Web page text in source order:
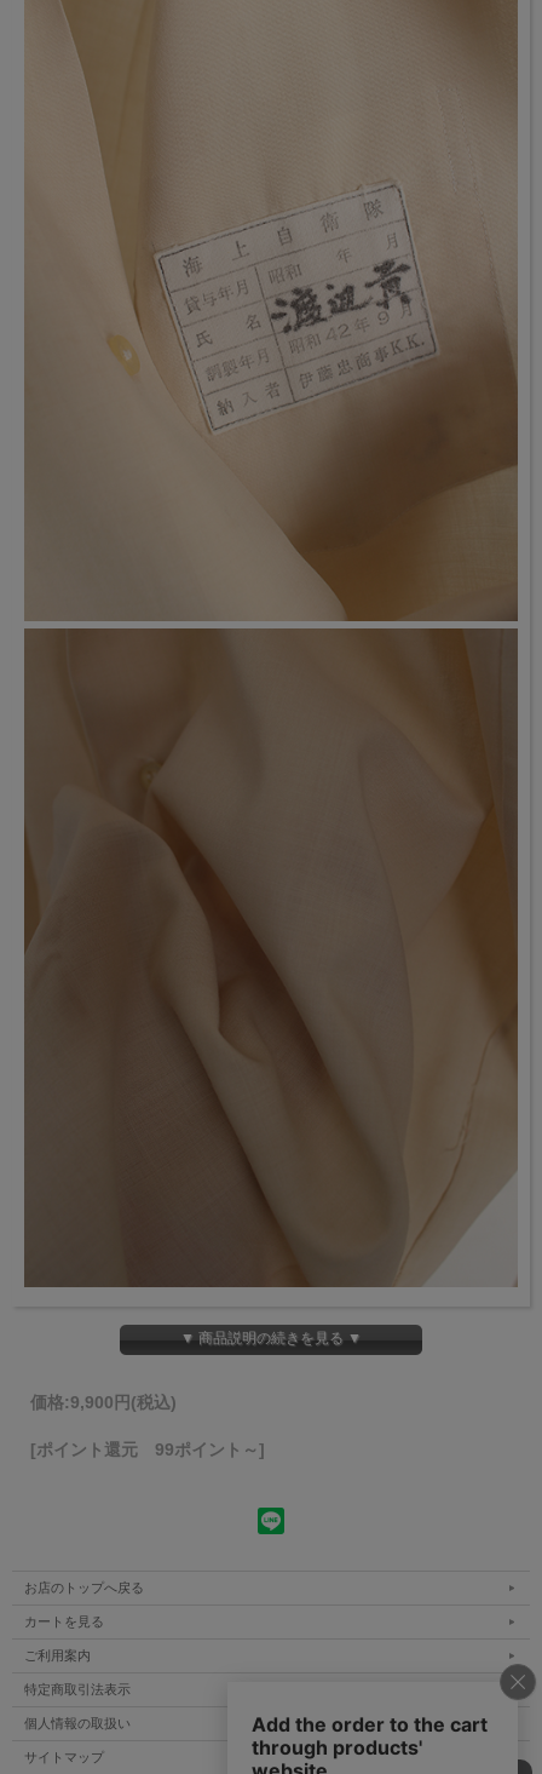
▼ 商品説明の続きを見る ▼
価格:9,900円 (税込)
[ポイント還元 99ポイント～]
お店のトップへ戻る
カートを見る
ご利用案内
特定商取引法表示
個人情報の取扱い
サイトマップ